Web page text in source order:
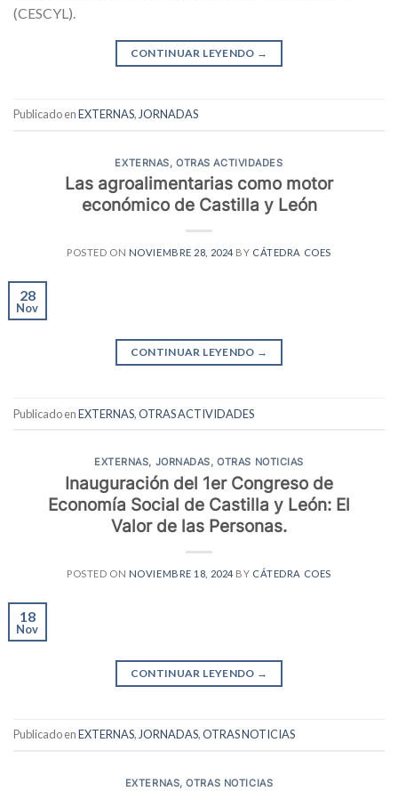
(CESCYL).
CONTINUAR LEYENDO →
Publicado enEXTERNAS, JORNADAS
EXTERNAS,OTRAS ACTIVIDADES
Las agroalimentarias como motor
económico de Castilla y León
POSTED ON NOVIEMBRE 28, 2024 BY CÁTEDRA COES
28
Nov
CONTINUAR LEYENDO →
Publicado enEXTERNAS,OTRAS ACTIVIDADES
EXTERNAS, JORNADAS,OTRAS NOTICIAS
Inauguración del 1er Congreso de
Economía Social de Castilla y León: El
Valor de las Personas.
POSTED ON NOVIEMBRE 18, 2024 BY CÁTEDRA COES
18
Nov
CONTINUAR LEYENDO →
Publicado enEXTERNAS,JORNADAS,OTRAS NOTICIAS
EXTERNAS,OTRAS NOTICIAS